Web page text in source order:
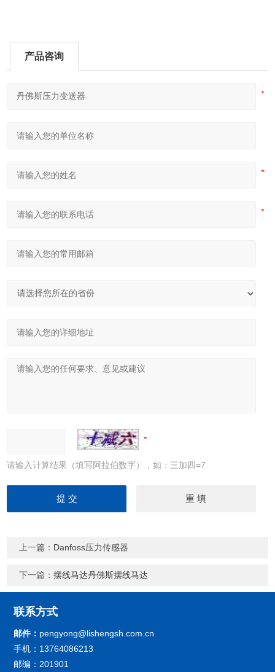
产品咨询
请输入计算结果（填写阿拉伯数字），如：三加四=7
上一篇： Danfoss压力传感器
下一篇：摆线马达丹佛斯摆线马达
联系方式
邮件： pengyong@lishengsh.com.cn
手机：13764086213
邮编：201901